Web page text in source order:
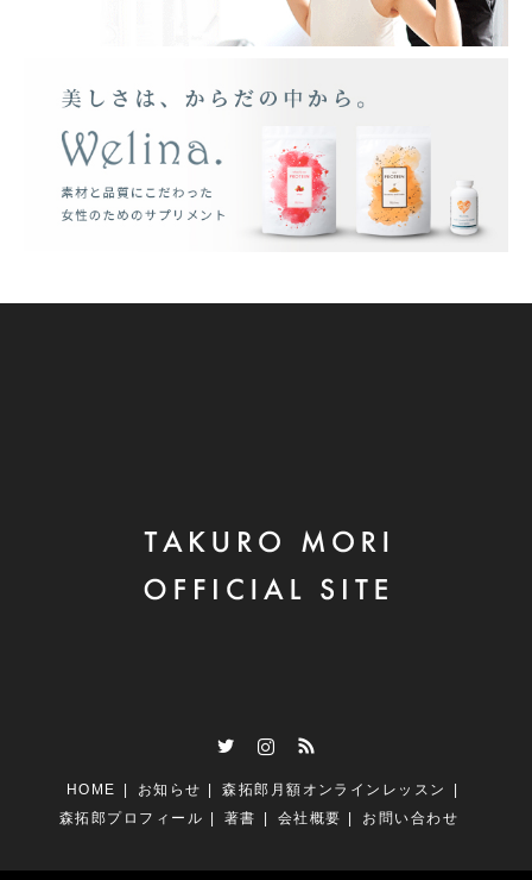
HOME お知らせ
森拓郎月額オンラインレッスン
森拓郎プロフィール
著書 会社概要 お問い合わせ